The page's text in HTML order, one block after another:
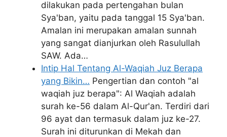
dilakukan pada pertengahan bulan
Sya'ban, yaitu pada tanggal 15 Sya'ban.
Amalan ini merupakan amalan sunnah
yang sangat dianjurkan oleh Rasulullah
SAW. Ada…
Intip Hal Tentang Al-Waqiah Juz Berapa
yang Bikin… Pengertian dan contoh "al
waqiah juz berapa": Al Waqiah adalah
surah ke-56 dalam Al-Qur'an. Terdiri dari
96 ayat dan termasuk dalam juz ke-27.
Surah ini diturunkan di Mekah dan